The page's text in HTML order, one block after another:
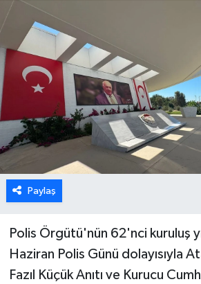
Paylaş
Polis Örgütü'nün 62'nci kuruluş
Haziran Polis Günü dolayısıyla
Fazıl Küçük Anıtı ve Kurucu
ESENTEPE
GAZİMAĞUSA
GİRNE
GÜNDEM
GÜNEY KIBRIS
KÜLTÜR SANAT
LAPTA